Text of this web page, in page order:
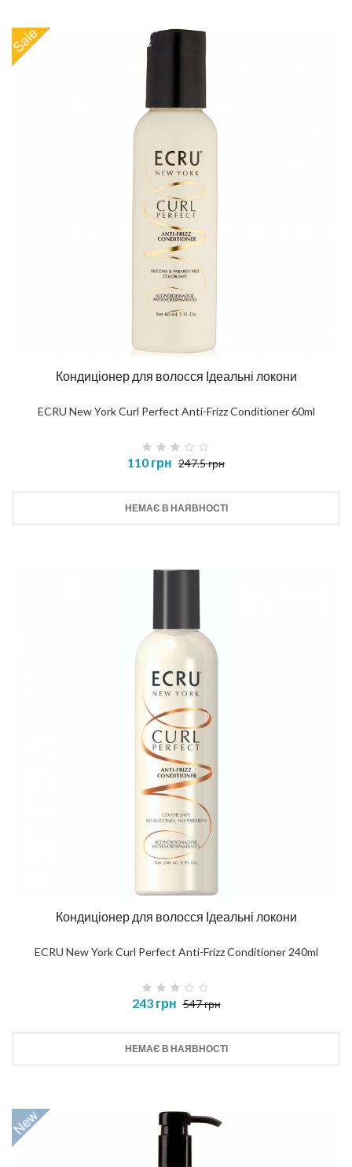
Кондиціонер для волосся Ідеальні локони
ECRU New York Curl Perfect Anti-Frizz Conditioner 60ml
110 грн 247.5 грн
НЕМАЄ В НАЯВНОСТІ
Кондиціонер для волосся Ідеальні локони
ECRU New York Curl Perfect Anti-Frizz Conditioner 240ml
243 грн 547 грн
НЕМАЄ В НАЯВНОСТІ